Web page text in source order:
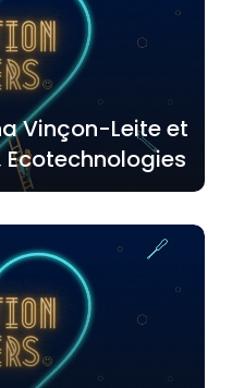
Vinçon-Leite et